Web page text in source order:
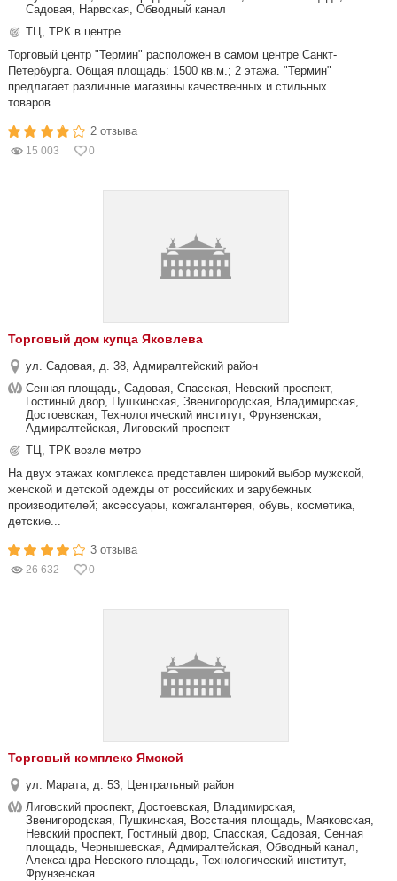
Садовая, Нарвская, Обводный канал
ТЦ, ТРК в центре
Торговый центр "Термин" расположен в самом центре Санкт-
Петербурга. Общая площадь: 1500 кв.м.; 2 этажа. "Термин"
предлагает различные магазины качественных и стильных
товаров...
2 отзыва
15 003 0
Торговый дом купца Яковлева
ул. Садовая, д. 38, Адмиралтейский район
Сенная площадь, Садовая, Спасская, Невский проспект,
Гостиный двор, Пушкинская, Звенигородская, Владимирская,
Достоевская, Технологический институт, Фрунзенская,
Адмиралтейская, Лиговский проспект
ТЦ, ТРК возле метро
На двух этажах комплекса представлен широкий выбор мужской,
женской и детской одежды от российских и зарубежных
производителей; аксессуары, кожгалантерея, обувь, косметика,
детские...
3 отзыва
26 632 0
Торговый комплекс Ямской
ул. Марата, д. 53, Центральный район
Лиговский проспект, Достоевская, Владимирская,
Звенигородская, Пушкинская, Восстания площадь, Маяковская,
Невский проспект, Гостиный двор, Спасская, Садовая, Сенная
площадь, Чернышевская, Адмиралтейская, Обводный канал,
Александра Невского площадь, Технологический институт,
Фрунзенская